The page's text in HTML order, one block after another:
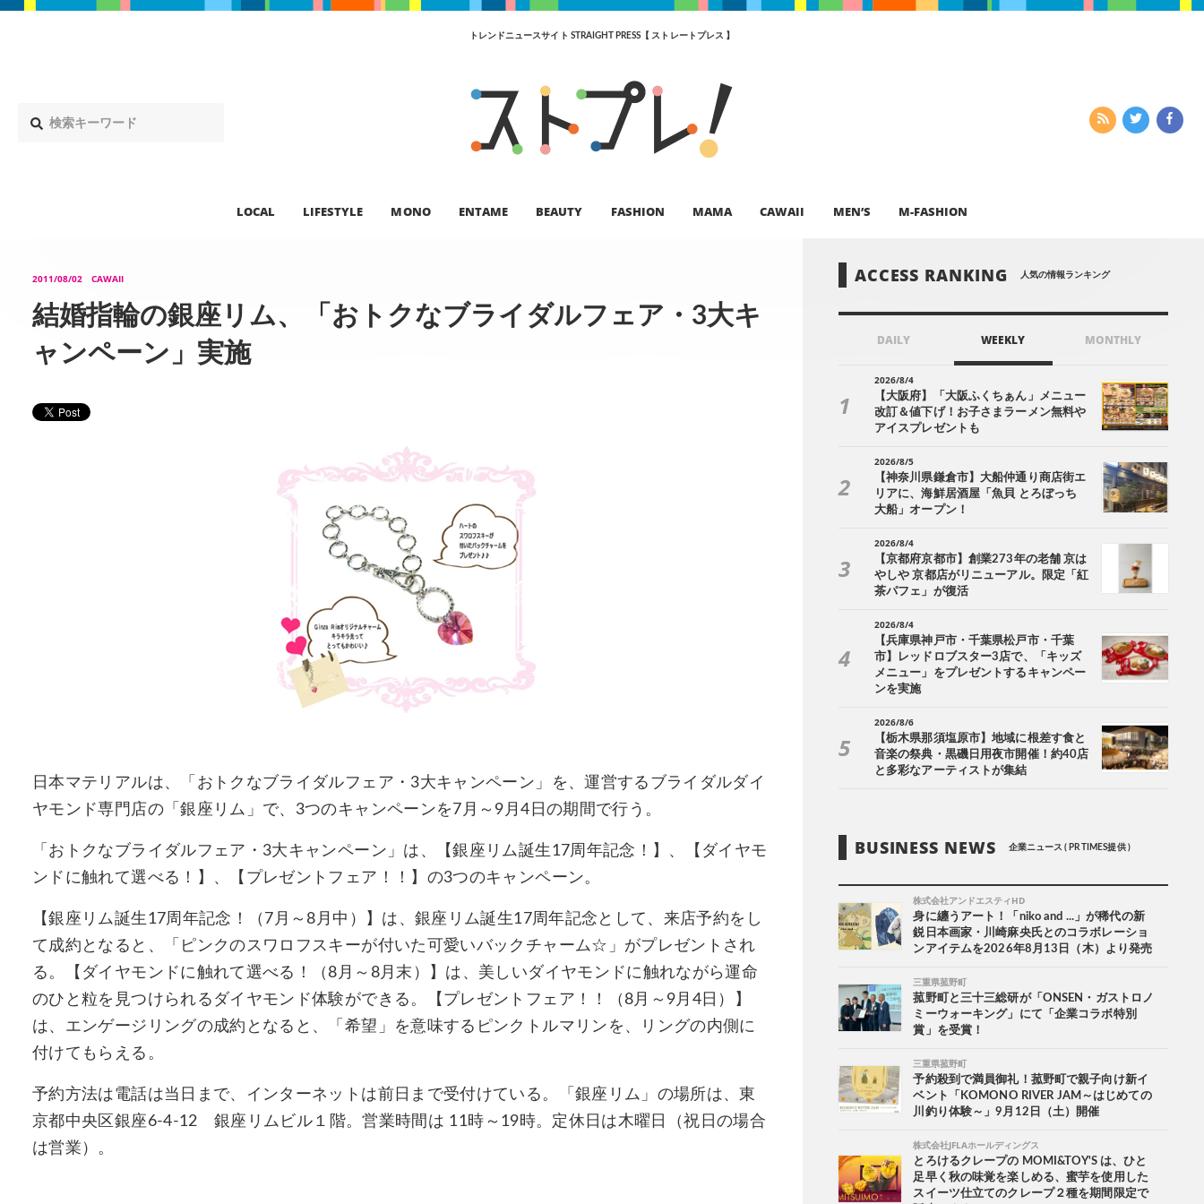
トレンドニュースサイト STRAIGHT PRESS【 ストレートプレス 】
LOCAL LIFESTYLE MONO ENTAME BEAUTY FASHION MAMA CAWAII MEN’S M-FASHION
2011/08/02 CAWAII
結婚指輪の銀座リム、「おトクなブライダルフェア・3大キ
ャンペーン」実施
日本マテリアルは、「おトクなブライダルフェア・3大キャンペーン」を、運営するブライダルダイ
ヤモンド専門店の「銀座リム」で、3つのキャンペーンを7月～9月4日の期間で行う。
「おトクなブライダルフェア・3大キャンペーン」は、【銀座リム誕生17周年記念！】、【ダイヤモ
ンドに触れて選べる！】、【プレゼントフェア！！】の3つのキャンペーン。
【銀座リム誕生17周年記念！（7月～8月中）】は、銀座リム誕生17周年記念として、来店予約をし
て成約となると、「ピンクのスワロフスキーが付いた可愛いバックチャーム☆」がプレゼントされ
る。【ダイヤモンドに触れて選べる！（8月～8月末）】は、美しいダイヤモンドに触れながら運命
のひと粒を見つけられるダイヤモンド体験ができる。【プレゼントフェア！！（8月～9月4日）】
は、エンゲージリングの成約となると、「希望」を意味するピンクトルマリンを、リングの内側に
付けてもらえる。
予約方法は電話は当日まで、インターネットは前日まで受付けている。「銀座リム」の場所は、東
京都中央区銀座6-4-12 銀座リムビル１階。営業時間は 11時～19時。定休日は木曜日（祝日の場合
は営業）。
ACCESS RANKING 人気の情報ランキング
DAILY WEEKLY MONTHLY
2026/8/4
【大阪府】「大阪ふくちぁん」メニュー
改訂＆値下げ！お子さまラーメン無料や
アイスプレゼントも
2026/8/5
【神奈川県鎌倉市】大船仲通り商店街エ
リアに、海鮮居酒屋「魚貝 とろぼっち
大船」オープン！
2026/8/4
【京都府京都市】創業273年の老舗 京は
やしや 京都店がリニューアル。限定「紅
茶パフェ」が復活
2026/8/4
【兵庫県神戸市・千葉県松戸市・千葉
市】レッドロブスター3店で、「キッズ
メニュー」をプレゼントするキャンペー
ンを実施
2026/8/6
【栃木県那須塩原市】地域に根差す食と
音楽の祭典・黒磯日用夜市開催！約40店
と多彩なアーティストが集結
BUSINESS NEWS 企業ニュース ( PR TIMES提供 )
株式会社アンドエスティHD
身に纏うアート！「niko and ...」が稀代の新
鋭日本画家・川崎麻央氏とのコラボレーショ
ンアイテムを2026年8月13日（木）より発売
三重県菰野町
菰野町と三十三総研が「ONSEN・ガストロノ
ミーウォーキング」にて「企業コラボ特別
賞」を受賞！
三重県菰野町
予約殺到で満員御礼！菰野町で親子向け新イ
ベント「KOMONO RIVER JAM～はじめての
川釣り体験～」9月12日（土）開催
株式会社JFLAホールディングス
とろけるクレープの MOMI&TOY'S は、ひと
足早く秋の味覚を楽しめる、蜜芋を使用した
スイーツ仕立てのクレープ２種を期間限定で